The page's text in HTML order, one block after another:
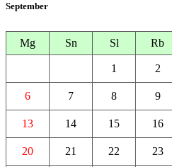
September
Mg Sn Sl Rb
1 2
6 7 8 9
13 14 15 16
20 21 22 23